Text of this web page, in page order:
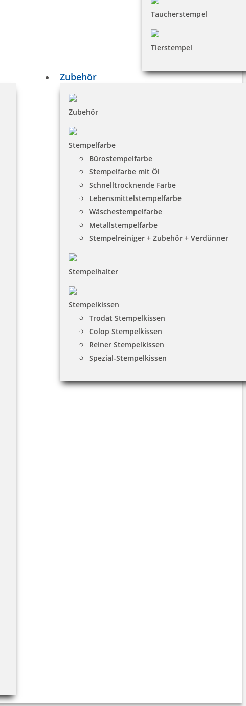
Taucherstempel
Tierstempel
Zubehör
Zubehör
Stempelfarbe
Bürostempelfarbe
Stempelfarbe mit Öl
Schnelltrocknende Farbe
Lebensmittelstempelfarbe
Wäschestempelfarbe
Metallstempelfarbe
Stempelreiniger + Zubehör + Verdünner
Stempelhalter
Stempelkissen
Trodat Stempelkissen
Colop Stempelkissen
Reiner Stempelkissen
Spezial-Stempelkissen